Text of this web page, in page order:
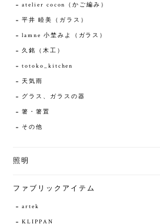
atelier cocon（かご編み）
平井 睦美（ガラス）
lamne 小埜みよ（ガラス）
久銘（木工）
totoko_kitchen
天気雨
グラス、ガラスの器
箸・箸置
その他
照明
ファブリックアイテム
artek
KLIPPAN